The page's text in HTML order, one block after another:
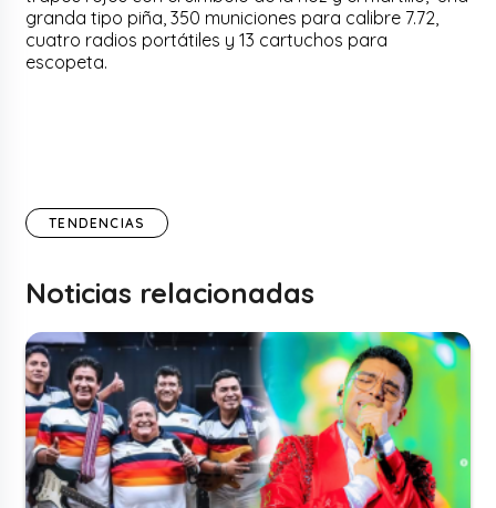
granda tipo piña, 350 municiones para calibre 7.72,
cuatro radios portátiles y 13 cartuchos para
escopeta.
TENDENCIAS
Noticias relacionadas